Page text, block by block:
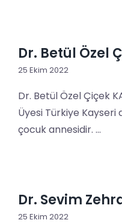
Dr. Betül Özel
25 Ekim 2022
Dr. Betül Özel Çiçek
Üyesi Türkiye Kayseri
çocuk annesidir. ...
Dr. Sevim
25 Ekim 2022